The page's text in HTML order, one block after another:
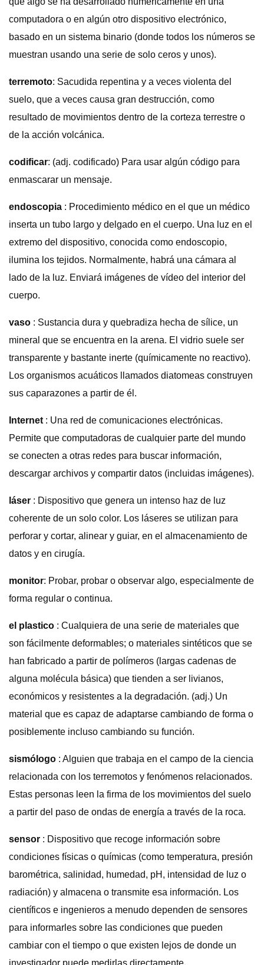
computadora o en algún otro dispositivo electrónico,
basado en un sistema binario (donde todos los números se
muestran usando una serie de solo ceros y unos).
terremoto: Sacudida repentina y a veces violenta del
suelo, que a veces causa gran destrucción, como
resultado de movimientos dentro de la corteza terrestre o
de la acción volcánica.
codificar: (adj. codificado) Para usar algún código para
enmascarar un mensaje.
endoscopia : Procedimiento médico en el que un médico
inserta un tubo largo y delgado en el cuerpo. Una luz en el
extremo del dispositivo, conocida como endoscopio,
ilumina los tejidos. Normalmente, habrá una cámara al
lado de la luz. Enviará imágenes de vídeo del interior del
cuerpo.
vaso : Sustancia dura y quebradiza hecha de sílice, un
mineral que se encuentra en la arena. El vidrio suele ser
transparente y bastante inerte (químicamente no reactivo).
Los organismos acuáticos llamados diatomeas construyen
sus caparazones a partir de él.
Internet : Una red de comunicaciones electrónicas.
Permite que computadoras de cualquier parte del mundo
se conecten a otras redes para buscar información,
descargar archivos y compartir datos (incluidas imágenes).
láser : Dispositivo que genera un intenso haz de luz
coherente de un solo color. Los láseres se utilizan para
perforar y cortar, alinear y guiar, en el almacenamiento de
datos y en cirugía.
monitor: Probar, probar o observar algo, especialmente de
forma regular o continua.
el plastico : Cualquiera de una serie de materiales que
son fácilmente deformables; o materiales sintéticos que se
han fabricado a partir de polímeros (largas cadenas de
alguna molécula básica) que tienden a ser livianos,
económicos y resistentes a la degradación. (adj.) Un
material que es capaz de adaptarse cambiando de forma o
posiblemente incluso cambiando su función.
sismólogo : Alguien que trabaja en el campo de la ciencia
relacionada con los terremotos y fenómenos relacionados.
Estas personas leen la firma de los movimientos del suelo
a partir del paso de ondas de energía a través de la roca.
sensor : Dispositivo que recoge información sobre
condiciones físicas o químicas (como temperatura, presión
barométrica, salinidad, humedad, pH, intensidad de luz o
radiación) y almacena o transmite esa información. Los
científicos e ingenieros a menudo dependen de sensores
para informarles sobre las condiciones que pueden
cambiar con el tiempo o que existen lejos de donde un
investigador puede medirlas directamente.